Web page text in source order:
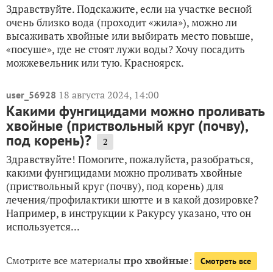
Здравствуйте. Подскажите, если на участке весной
очень близко вода (проходит «жила»), можно ли
высаживать хвойные или выбирать место повыше,
«посуше», где не стоят лужи воды? Хочу посадить
можжевельник или тую. Красноярск.
user_56928 18 августа 2024, 14:00
Какими фунгицидами можно проливать
хвойные (приствольный круг (почву),
под корень)? 2
Здравствуйте! Помогите, пожалуйста, разобраться,
какими фунгицидами можно проливать хвойные
(приствольный круг (почву), под корень) для
лечения/профилактики шютте и в какой дозировке?
Например, в инструкции к Ракурсу указано, что он
используется...
Смотрите все материалыпро хвойные: Смотреть все